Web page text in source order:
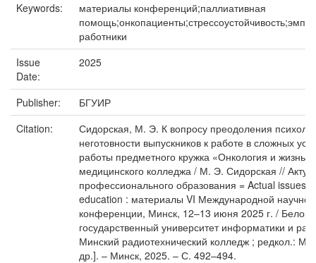
Keywords:
материалы конференций;паллиативная
работники
Issue
Date:
2025
Publisher:
БГУИР
Citation:
Сидорская, М. Э. К вопросу преодоления
неготовности выпускников к работе в сложных
работы предметного кружка «Онкология и
медицинского колледжа / М. Э. Сидорская //
профессионального образования = Actual issues
education : материалы VI Международной научно-
конференции, Минск, 12–13 июня 2025 г. /
государственный университет информатики и
Минский радиотехнический колледж ; редкол.: М.
др.]. – Минск, 2025. – С. 492–494.